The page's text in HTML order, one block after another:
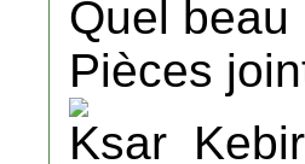
Quel beau
Pièces